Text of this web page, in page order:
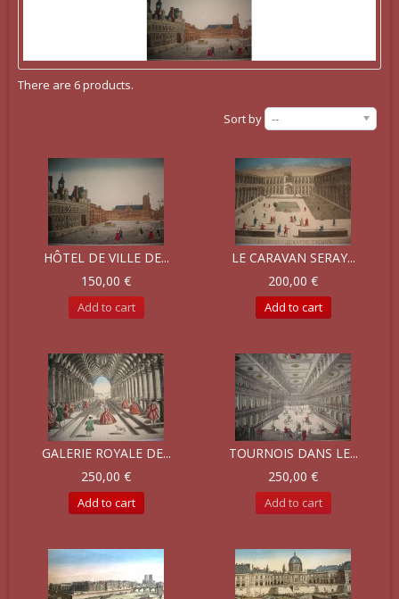
There are 6 products.
Sort by --
HÔTEL DE VILLE DE...
150,00 €
Add to cart
LE CARAVAN SERAY...
200,00 €
Add to cart
GALERIE ROYALE DE...
250,00 €
Add to cart
TOURNOIS DANS LE...
250,00 €
Add to cart